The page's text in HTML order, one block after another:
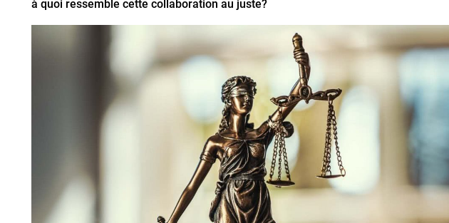
à quoi ressemble cette collaboration au juste?